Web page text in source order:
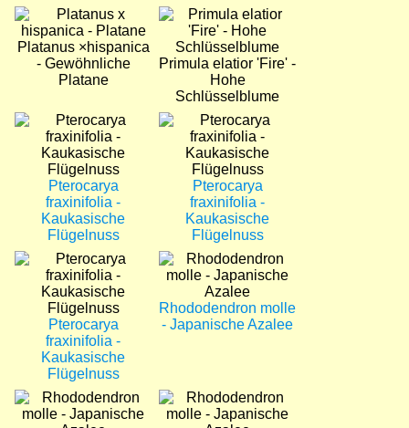
Bild
Platanus ×hispanica
- Gewöhnliche
Platane
Bild
Primula elatior 'Fire' -
Hohe
Schlüsselblume
Bild
Pterocarya
fraxinifolia -
Kaukasische
Flügelnuss
Bild
Pterocarya
fraxinifolia -
Kaukasische
Flügelnuss
Bild
Pterocarya
fraxinifolia -
Kaukasische
Flügelnuss
Bild
Rhododendron molle
- Japanische Azalee
Bild Bild